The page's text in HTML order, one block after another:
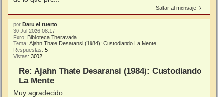
Saltar al mensaje
por Daru el tuerto
30 Jul 2026 08:17
Foro: Biblioteca Theravada
Tema: Ajahn Thate Desaransi (1984): Custodiando La Mente
Respuestas: 5
Vistas: 3002
Re: Ajahn Thate Desaransi (1984): Custodiando
La Mente
Muy agradecido.